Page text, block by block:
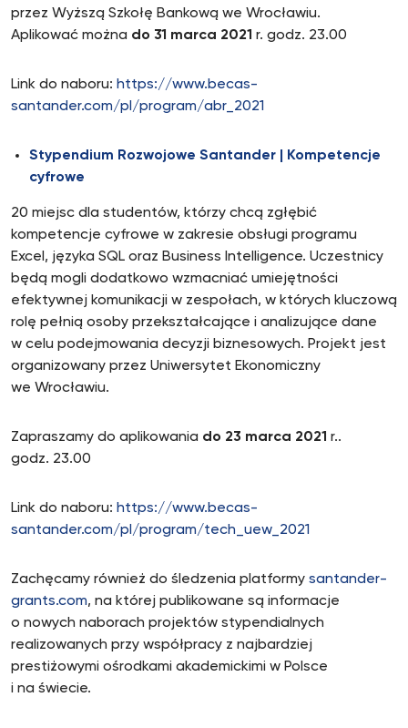
przez Wyższą Szkołę Bankową we Wrocławiu.
Aplikować można do 31 marca 2021 r. godz. 23.00
Link do naboru: https://www.becas-
santander.com/pl/program/abr_2021
Stypendium Rozwojowe Santander | Kompetencje
cyfrowe
20 miejsc dla studentów, którzy chcą zgłębić
kompetencje cyfrowe w zakresie obsługi programu
Excel, języka SQL oraz Business Intelligence. Uczestnicy
będą mogli dodatkowo wzmacniać umiejętności
efektywnej komunikacji w zespołach, w których kluczową
rolę pełnią osoby przekształcające i analizujące dane
w celu podejmowania decyzji biznesowych. Projekt jest
organizowany przez Uniwersytet Ekonomiczny
we Wrocławiu.
Zapraszamy do aplikowania do 23 marca 2021 r..
godz. 23.00
Link do naboru: https://www.becas-
santander.com/pl/program/tech_uew_2021
Zachęcamy również do śledzenia platformy santander-
grants.com, na której publikowane są informacje
o nowych naborach projektów stypendialnych
realizowanych przy współpracy z najbardziej
prestiżowymi ośrodkami akademickimi w Polsce
i na świecie.